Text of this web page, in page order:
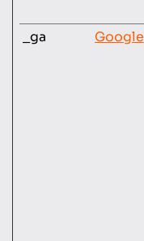
_ga Google